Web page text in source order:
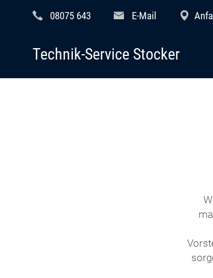
08075 643 E-Mail
Technik-Service Stocker